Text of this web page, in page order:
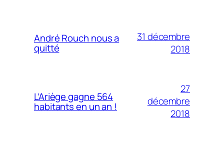
André Rouch nous a
quitté
31 décembre
2018
L’Ariège gagne 564
habitants en un an !
27
décembre
2018